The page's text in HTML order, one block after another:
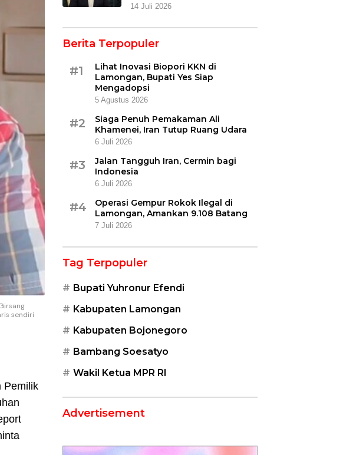
sendiri
Pemilik
14 Juli 2026
Berita Terpopuler
#1
Lihat Inovasi Biopori KKN di
Lamongan, Bupati Yes Siap
Mengadopsi
5 Agustus 2026
#2
Siaga Penuh Pemakaman Ali
Khamenei, Iran Tutup Ruang Udara
6 Juli 2026
#3
Jalan Tangguh Iran, Cermin bagi
Indonesia
6 Juli 2026
#4
Operasi Gempur Rokok Ilegal di
Lamongan, Amankan 9.108 Batang
7 Juli 2026
Tag Terpopuler
Bupati Yuhronur Efendi
Kabupaten Lamongan
Kabupaten Bojonegoro
Bambang Soesatyo
Wakil Ketua MPR RI
Advertisement